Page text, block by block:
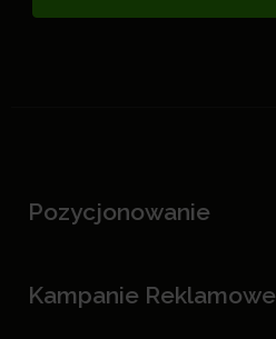
Pozycjonowanie
Kampanie Reklamowe